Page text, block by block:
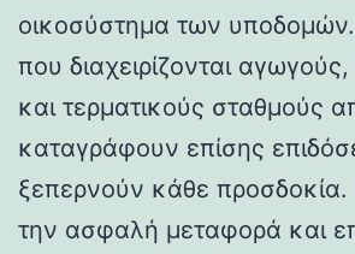
οικοσύστημα των υποδομών.
που διαχειρίζονται αγωγούς,
και τερματικούς σταθμούς
καταγράφουν επίσης
ξεπερνούν κάθε
την ασφαλή μεταφορά και